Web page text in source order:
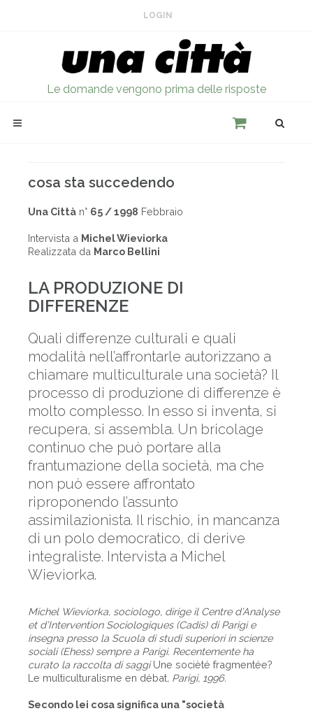
LOGIN
Le domande vengono prima delle risposte
cosa sta succedendo
Una Città n° 65 / 1998 Febbraio
Intervista a Michel Wieviorka
Realizzata da Marco Bellini
LA PRODUZIONE DI
DIFFERENZE
Quali differenze culturali e quali
modalità nell’affrontarle autorizzano a
chiamare multiculturale una società? Il
processo di produzione di differenze è
molto complesso. In esso si inventa, si
recupera, si assembla. Un bricolage
continuo che può portare alla
frantumazione della società, ma che
non può essere affrontato
riproponendo l’assunto
assimilazionista. Il rischio, in mancanza
di un polo democratico, di derive
integraliste. Intervista a Michel
Wieviorka.
Michel Wieviorka, sociologo, dirige il Centre d’Analyse
et d’Intervention Sociologiques (Cadis) di Parigi e
insegna presso la Scuola di studi superiori in scienze
sociali (Ehess) sempre a Parigi. Recentemente ha
curato la raccolta di saggiUne socièté fragmentée?
Le multiculturalisme en débat, Parigi, 1996.
Secondo lei cosa significa una "società